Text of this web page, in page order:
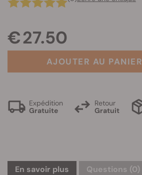
€ 27.50
AJOUTER AU PANIER
Expédition
Gratuite
Retour
Gratuit
En savoir plus Questions (0)